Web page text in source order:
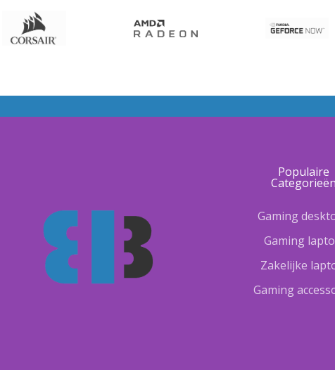
Populaire
Categorieën
Gaming
Gaming
Zakelijke
Gaming